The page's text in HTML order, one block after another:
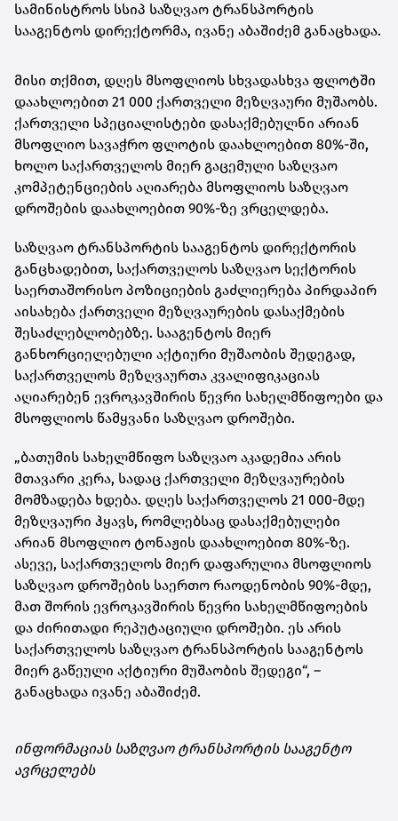
სამინისტროს სსიპ საზღვაო ტრანსპორტის
სააგენტოს დირექტორმა, ივანე აბაშიძემ განაცხადა.
მისი თქმით, დღეს მსოფლიოს სხვადასხვა ფლოტში
დაახლოებით 21 000 ქართველი მეზღვაური მუშაობს.
ქართველი სპეციალისტები დასაქმებულნი არიან
მსოფლიო სავაჭრო ფლოტის დაახლოებით 80%-ში,
ხოლო საქართველოს მიერ გაცემული საზღვაო
კომპეტენციების აღიარება მსოფლიოს საზღვაო
დროშების დაახლოებით 90%-ზე ვრცელდება.
საზღვაო ტრანსპორტის სააგენტოს დირექტორის
განცხადებით, საქართველოს საზღვაო სექტორის
საერთაშორისო პოზიციების გაძლიერება პირდაპირ
აისახება ქართველი მეზღვაურების დასაქმების
შესაძლებლობებზე. სააგენტოს მიერ
განხორციელებული აქტიური მუშაობის შედეგად,
საქართველოს მეზღვაურთა კვალიფიკაციას
აღიარებენ ევროკავშირის წევრი სახელმწიფოები და
მსოფლიოს წამყვანი საზღვაო დროშები.
„ბათუმის სახელმწიფო საზღვაო აკადემია არის
მთავარი კერა, სადაც ქართველი მეზღვაურების
მომზადება ხდება. დღეს საქართველოს 21 000-მდე
მეზღვაური ჰყავს, რომლებსაც დასაქმებულები
არიან მსოფლიო ტონაჟის დაახლოებით 80%-ზე.
ასევე, საქართველოს მიერ დაფარულია მსოფლიოს
საზღვაო დროშების საერთო რაოდენობის 90%-მდე,
მათ შორის ევროკავშირის წევრი სახელმწიფოების
და ძირითადი რეპუტაციული დროშები. ეს არის
საქართველოს საზღვაო ტრანსპორტის სააგენტოს
მიერ გაწეული აქტიური მუშაობის შედეგი“, –
განაცხადა ივანე აბაშიძემ.
ინფორმაციას საზღვაო ტრანსპორტის სააგენტო
ავრცელებს